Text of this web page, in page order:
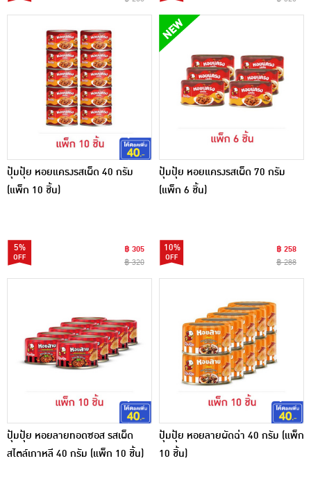
ปุ้มปุ้ย หอยแครงรสเผ็ด 40 กรัม
(แพ็ก 10 ชิ้น)
5%
฿ 305
฿ 320
ปุ้มปุ้ย หอยแครงรสเผ็ด 70 กรัม
(แพ็ก 6 ชิ้น)
10%
฿ 258
฿ 288
ปุ้มปุ้ย หอยลายทอดซอส รสเผ็ด
สไตล์เกาหลี 40 กรัม (แพ็ก 10 ชิ้น)
ปุ้มปุ้ย หอยลายผัดฉ่า 40 กรัม (แพ็ก
10 ชิ้น)